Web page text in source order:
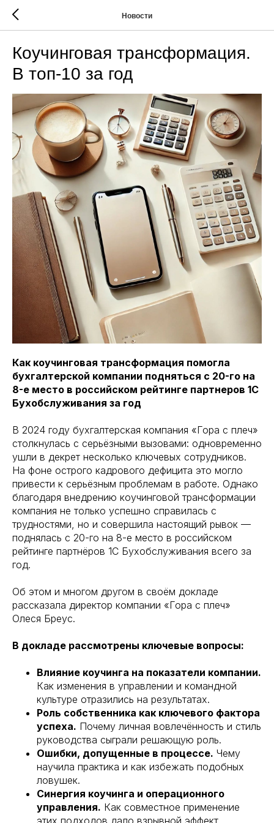
Новости
Коучинговая трансформация.
В топ-10 за год
Как коучинговая трансформация помогла
бухгалтерской компании подняться с 20-го на
8-е место в российском рейтинге партнеров 1С
Бухобслуживания за год
В 2024 году бухгалтерская компания «Гора с плеч»
столкнулась с серьёзными вызовами: одновременно
ушли в декрет несколько ключевых сотрудников.
На фоне острого кадрового дефицита это могло
привести к серьёзным проблемам в работе. Однако
благодаря внедрению коучинговой трансформации
компания не только успешно справилась с
трудностями, но и совершила настоящий рывок —
поднялась с 20-го на 8-е место в российском
рейтинге партнёров 1С Бухобслуживания всего за
год.
Об этом и многом другом в своём докладе
рассказала директор компании «Гора с плеч»
Олеся Бреус.
В докладе рассмотрены ключевые вопросы:
Влияние коучинга на показатели компании.
Как изменения в управлении и командной
культуре отразились на результатах.
Роль собственника как ключевого фактора
успеха. Почему личная вовлечённость и стиль
руководства сыграли решающую роль.
Ошибки, допущенные в процессе. Чему
научила практика и как избежать подобных
ловушек.
Синергия коучинга и операционного
управления. Как совместное применение
этих подходов дало взрывной эффект.